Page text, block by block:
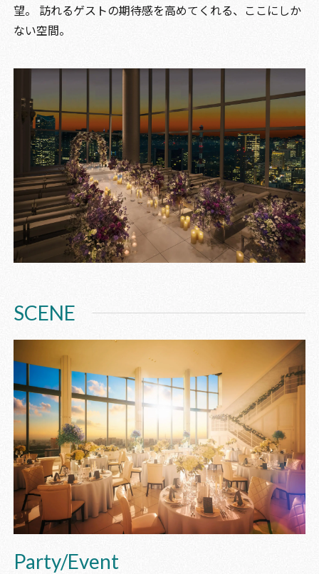
望。
訪れるゲストの期待感を高めてくれる、ここにしか
ない空間。
SCENE
Party/Event